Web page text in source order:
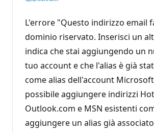
L'errore "Questo indirizzo email
dominio riservato. Inserisci un
indica che stai aggiungendo un
tuo account e che l'alias è già
come alias dell'account
possibile aggiungere indirizzi
Outlook.com e MSN esistenti
aggiungere un alias già